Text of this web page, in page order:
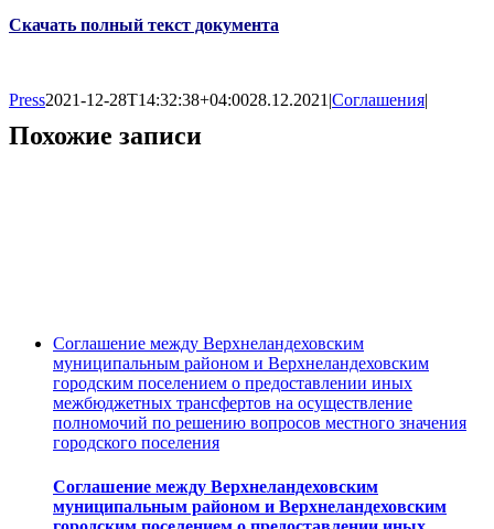
Скачать полный текст документа
Press2021-12-28T14:32:38+04:0028.12.2021|Соглашения|
Похожие записи
Соглашение между Верхнеландеховским
муниципальным районом и Верхнеландеховским
городским поселением о предоставлении иных
межбюджетных трансфертов на осуществление
полномочий по решению вопросов местного значения
городского поселения
Соглашение между Верхнеландеховским
муниципальным районом и Верхнеландеховским